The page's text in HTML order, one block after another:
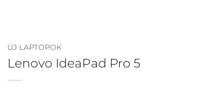
ÚJ LAPTOPOK
Lenovo IdeaPad Pro 5